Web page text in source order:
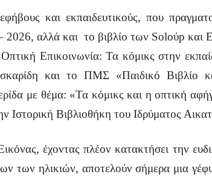
και εκπαιδευτικούς, που
2026, αλλά και το βιβλίο των Soloύp
Επικοινωνία: Τα κόμικς στην
και το ΠΜΣ «Παιδικό
με θέμα: «Τα κόμικς και η οπτική
Ιστορική Βιβλιοθήκη του Ιδρύματος
έχοντας πλέον κατακτήσει την
των ηλικιών, αποτελούν σήμερα μια